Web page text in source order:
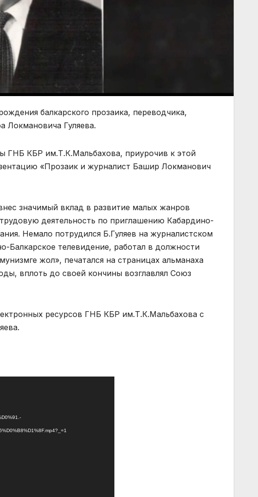
балкарского прозаика, переводчика,
Локмановича Гуляева.
ГНБ КБР им.Т.К.Мальбахова, приурочив к этой
«Прозаик и журналист Башир Локманович
значимый вклад в развитие малых жанров
деятельность по приглашению Кабардино-
Немало потрудился Б.Гуляев на журналистском
телевидение, работал в должности
жол», печатался на страницах альманаха
вплоть до своей кончины возглавлял Союз
ресурсов ГНБ КБР им.Т.К.Мальбахова с